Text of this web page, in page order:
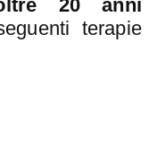
20 anni
terapie